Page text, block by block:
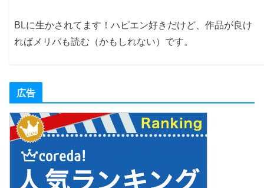
BLに生かされてます！ハピエン好きだけど、作品が良け
ればメリバも読む（かもしれない）です。
広告